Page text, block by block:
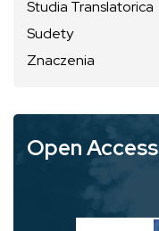
Studia Translatorica
Sudety
Znaczenia
Open Access